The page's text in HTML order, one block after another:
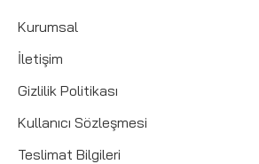
Kurumsal
İletişim
Gizlilik Politikası
Kullanıcı Sözleşmesi
Teslimat Bilgileri